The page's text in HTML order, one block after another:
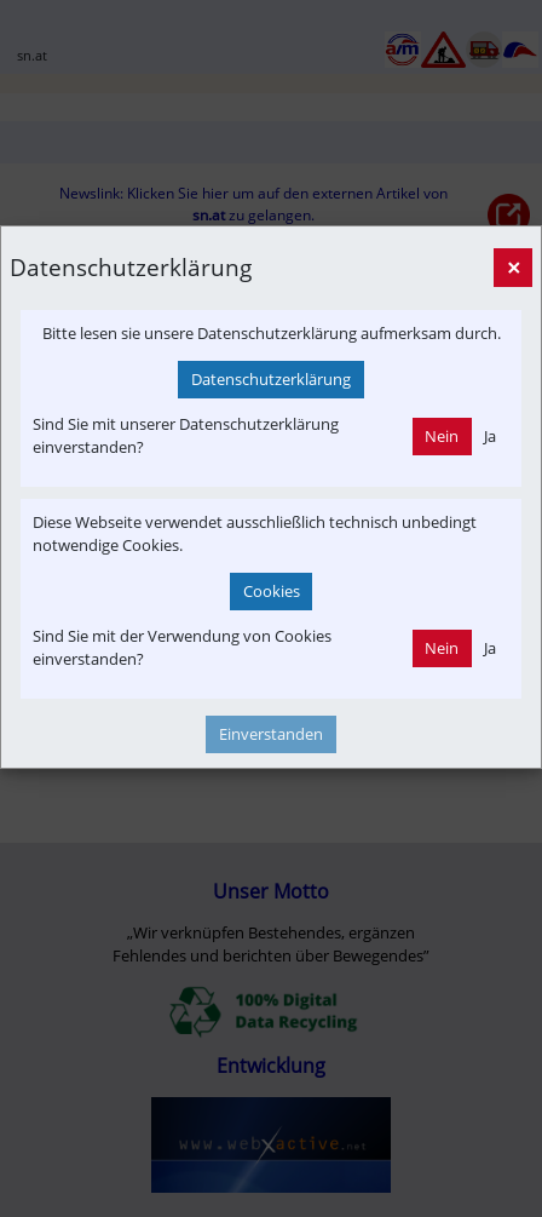
sn.at
Newslink: Klicken Sie hier um auf den externen Artikel von
sn.at zu gelangen.
Güterverkehr
Themenbereiche
Fahrzeug-Portrait
Reportage
Unser Motto
„Wir verknüpfen Bestehendes, ergänzen
Fehlendes und berichten über Bewegendes”
Entwicklung
Datenschutzerklärung ×
Bitte lesen sie unsere Datenschutzerklärung aufmerksam durch.
Datenschutzerklärung
Sind Sie mit unserer Datenschutzerklärung
einverstanden?
Nein Ja
Diese Webseite verwendet ausschließlich technisch unbedingt
notwendige Cookies.
Cookies
Sind Sie mit der Verwendung von Cookies
einverstanden?
Nein Ja
Einverstanden